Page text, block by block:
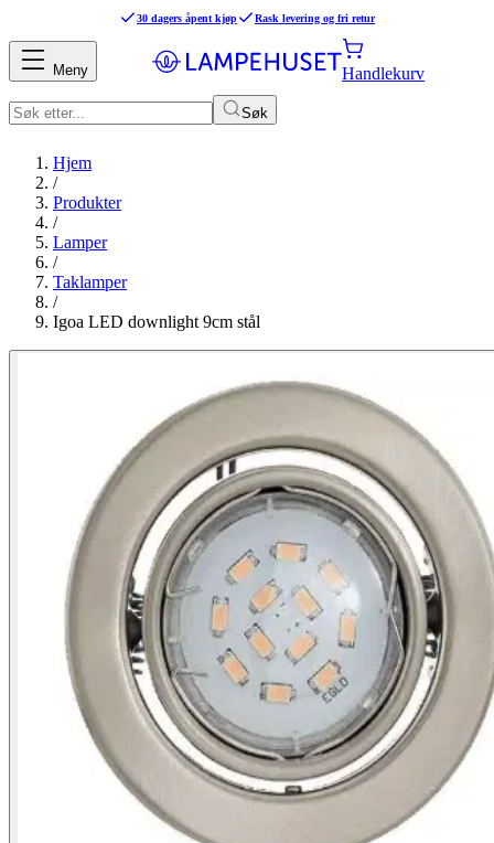
30 dagers åpent kjøp Rask levering og fri retur
Søk
Handlekurv
Meny
Hjem
/
Produkter
/
Lamper
/
Taklamper
/
Igoa LED downlight 9cm stål